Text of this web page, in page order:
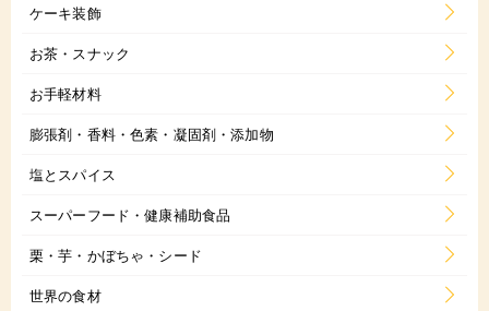
ケーキ装飾
お茶・スナック
お手軽材料
膨張剤・香料・色素・凝固剤・添加物
塩とスパイス
スーパーフード・健康補助食品
栗・芋・かぼちゃ・シード
世界の食材